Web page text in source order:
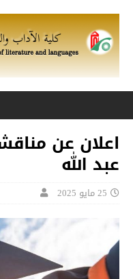
اعلان عن
عبد الله
25 مايو 2025